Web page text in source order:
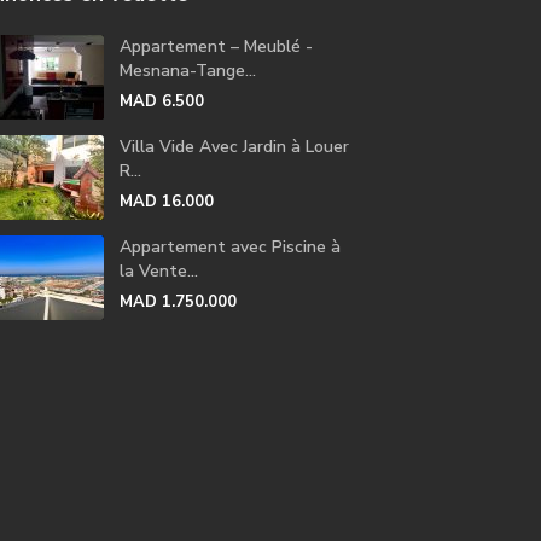
Appartement – Meublé -
Mesnana-Tange...
MAD 6.500
Villa Vide Avec Jardin à Louer
R...
MAD 16.000
Appartement avec Piscine à
la Vente...
MAD 1.750.000